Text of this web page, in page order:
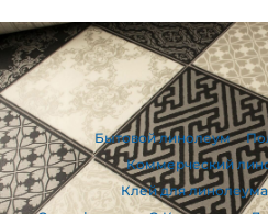
Бытовой линолеум
Коммерческий
Клей для линолеума